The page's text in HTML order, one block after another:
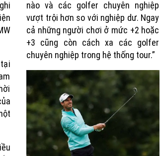
nào và các golfer chuyên nghiệp
vượt trội hơn so với nghiệp dư. Ngay
cả những người chơi ở mức +2 hoặc
+3 cũng còn cách xa các golfer
chuyên nghiệp trong hệ thống tour.”